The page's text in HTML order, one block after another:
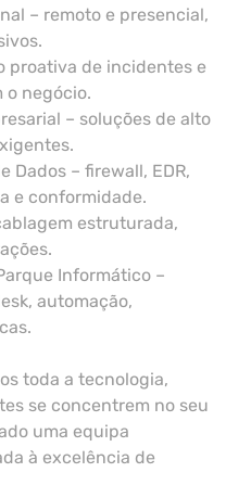
– remoto e presencial,
proativa de incidentes e
o negócio.
– soluções de alto
– firewall, EDR,
e conformidade.
estruturada,
Informático –
automação,
toda a tecnologia,
se concentrem no seu
uma equipa
à excelência de